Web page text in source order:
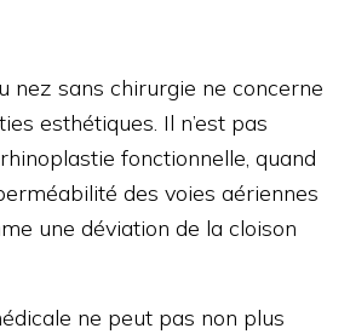
nez sans chirurgie ne concerne
esthétiques. Il n’est pas
fonctionnelle, quand
des voies aériennes
une déviation de la cloison
ne peut pas non plus